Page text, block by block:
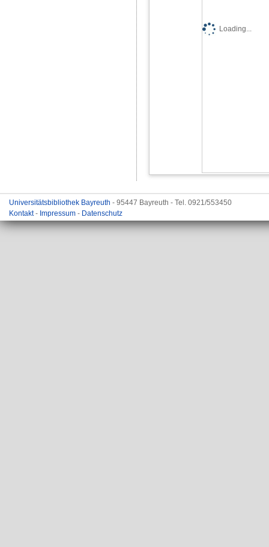
Loading...
Universitätsbibliothek Bayreuth - 95447 Bayreuth - Tel. 0921/553450
Kontakt- Impressum - Datenschutz